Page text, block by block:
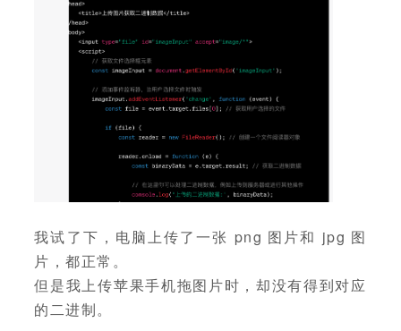
我试了下，电脑上传了一张 png 图片和 jpg 图
片，都正常。
但是我上传苹果手机拖图片时，却没有得到对应
的二进制。